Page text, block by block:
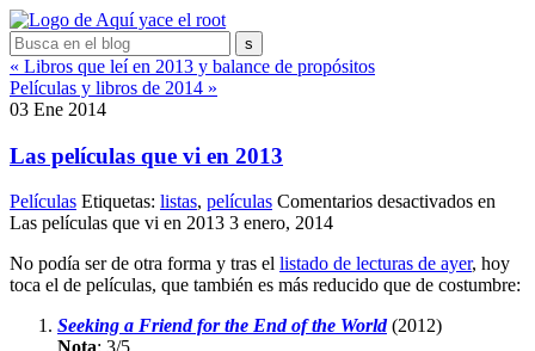
« Libros que leí en 2013 y balance de propósitos
Películas y libros de 2014 »
03 Ene 2014
Las películas que vi en 2013
Películas Etiquetas: listas, películas Comentarios desactivados en
Las películas que vi en 2013 3 enero, 2014
No podía ser de otra forma y tras el listado de lecturas de ayer, hoy
toca el de películas, que también es más reducido que de costumbre:
Seeking a Friend for the End of the World(2012)